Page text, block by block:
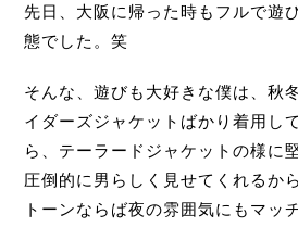
先日、大阪に帰った時もフルで遊
態でした。笑
そんな、遊びも大好きな僕は、秋
イダーズジャケットばかり着用し
ら、テーラードジャケットの様に
圧倒的に男らしく見せてくれるか
トーンならば夜の雰囲気にもマッ